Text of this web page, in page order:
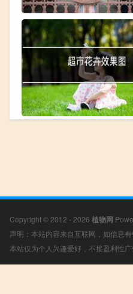
Copyright © 2012 - 2026 植物网
声明：本站内容来自互联网，如信息
本站仅为个人兴趣爱好，不接盈利性